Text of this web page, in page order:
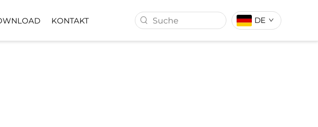
KONTAKT DE